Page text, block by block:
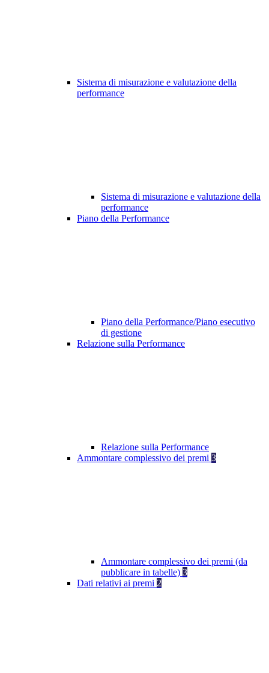
Sistema di misurazione e valutazione della
performance
Sistema di misurazione e valutazione della
performance
Piano della Performance
Piano della Performance/Piano esecutivo
di gestione
Relazione sulla Performance
Relazione sulla Performance
Ammontare complessivo dei premi 3
Ammontare complessivo dei premi (da
pubblicare in tabelle) 3
Dati relativi ai premi 2